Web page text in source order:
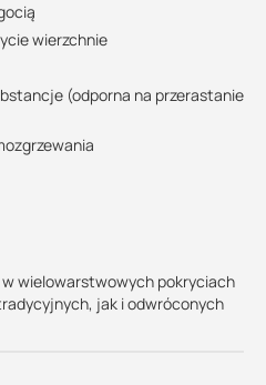
wierzchnie
(odporna na przerastanie
wielowarstwowych pokryciach
jak i odwróconych